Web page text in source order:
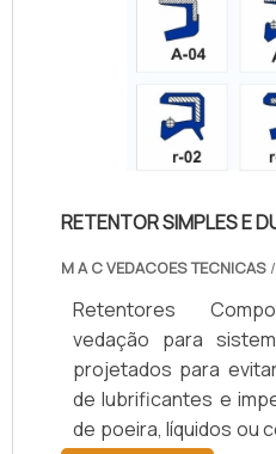
Oferecem opções
simples ou dupla, com
e diâmetros de 10
Aplicados em
agrícola, naval,
industrial, aumentam
de manutenção
RETENTOR SIMPLES E
M A C VEDACOES TECNICAS /
Retentores
vedação para
projetados para
de lubrificantes e
de poeira, líquidos ou